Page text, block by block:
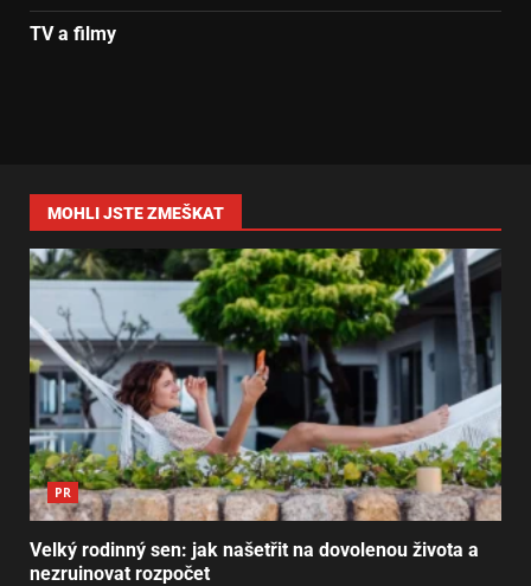
TV a filmy
MOHLI JSTE ZMEŠKAT
PR
Velký rodinný sen: jak našetřit na dovolenou života a
nezruinovat rozpočet